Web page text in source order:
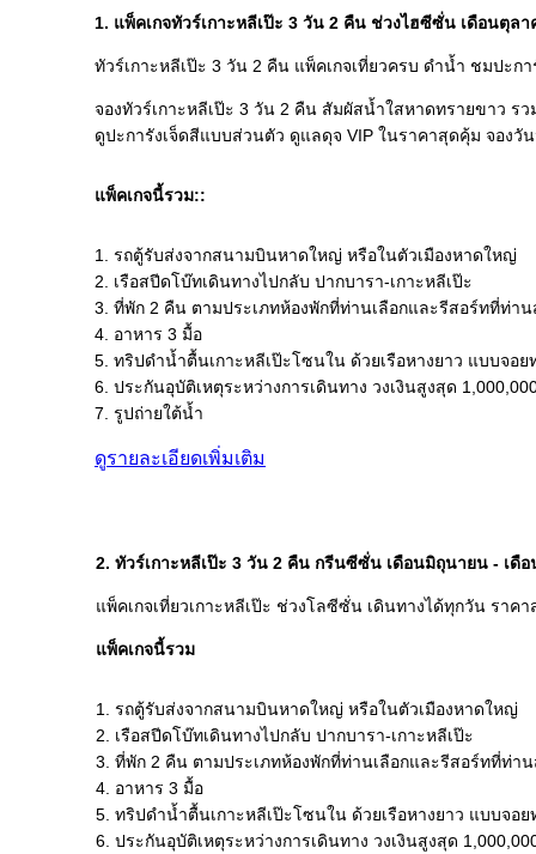
1. แพ็คเกจทัวร์เกาะหลีเป๊ะ 3 วัน 2 คืน ช่วงไฮซีซั่น เดือนตุล
ทัวร์เกาะหลีเป๊ะ 3 วัน 2 คืน แพ็คเกจเที่ยวครบ ดำน้ำ ชมปะกา
จองทัวร์เกาะหลีเป๊ะ 3 วัน 2 คืน สัมผัสน้ำใสหาดทรายขาว ร
ดูปะการังเจ็ดสีแบบส่วนตัว ดูแลดุจ VIP ในราคาสุดคุ้ม จอง
แพ็คเกจนี้รวม::
1. รถตู้รับส่งจากสนามบินหาดใหญ่ หรือในตัวเมืองหาดใหญ่
2. เรือสปีดโบ๊ทเดินทางไปกลับ ปากบารา-เกาะหลีเป๊ะ
3. ที่พัก 2 คืน ตามประเภทห้องพักที่ท่านเลือกและรีสอร์ทที่ท่า
4. อาหาร 3 มื้อ
5. ทริปดำน้ำตื้นเกาะหลีเป๊ะโซนใน ด้วยเรือหางยาว แบบจอย
6. ประกันอุบัติเหตุระหว่างการเดินทาง วงเงินสูงสุด
7. รูปถ่ายใต้น้ำ
ดูรายละเอียดเพิ่มเติม
2. ทัวร์เกาะหลีเป๊ะ 3 วัน 2 คืน กรีนซีซั่น เดือนมิถุนายน - เดื
แพ็คเกจเที่ยวเกาะหลีเป๊ะ ช่วงโลซีซั่น เดินทางได้ทุกวัน ราคา
แพ็คเกจนี้รวม
1. รถตู้รับส่งจากสนามบินหาดใหญ่ หรือในตัวเมืองหาดใหญ่
2. เรือสปีดโบ๊ทเดินทางไปกลับ ปากบารา-เกาะหลีเป๊ะ
3. ที่พัก 2 คืน ตามประเภทห้องพักที่ท่านเลือกและรีสอร์ทที่ท่า
4. อาหาร 3 มื้อ
5. ทริปดำน้ำตื้นเกาะหลีเป๊ะโซนใน ด้วยเรือหางยาว แบบจอย
6. ประกันอุบัติเหตุระหว่างการเดินทาง วงเงินสูงสุด